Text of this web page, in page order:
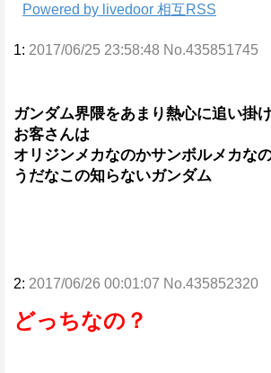
Powered by livedoor 相互RSS
1: 2017/06/25 23:58:48 No.435851745
ガンダム界隈をあまり熱心に追い掛
お客さんは
オリジンメカなのかサンボルメカな
うだなこの知らないガンダム
2: 2017/06/26 00:01:07 No.435852320
どっちなの？